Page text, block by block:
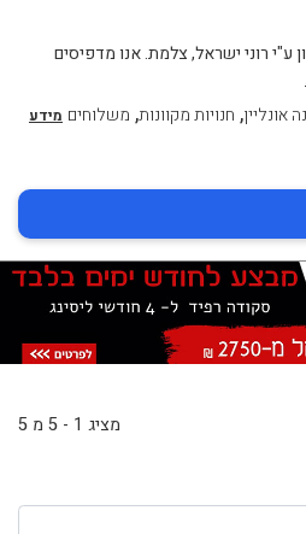
ע"י רוני ישראל, צלמת. אנו מדפיסים
אונליין, חנויות מקוונות, משלוחים מידע
מציג 1 - 5 מ 5